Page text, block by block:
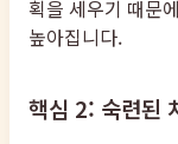
획을 세우기 때문
높아집니다.
핵심 2: 숙련된